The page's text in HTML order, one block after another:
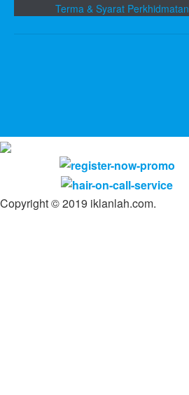
Terma & Syarat Perkhidmatan
Copyright © 2019 iklanlah.com.